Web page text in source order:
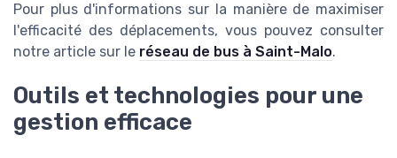
Pour plus d'informations sur la manière de maximiser
l'efficacité des déplacements, vous pouvez consulter
notre article sur le réseau de bus à Saint-Malo.
Outils et technologies pour une
gestion efficace